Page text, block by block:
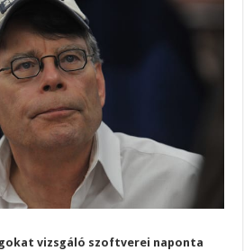
vizsgáló szoftverei naponta